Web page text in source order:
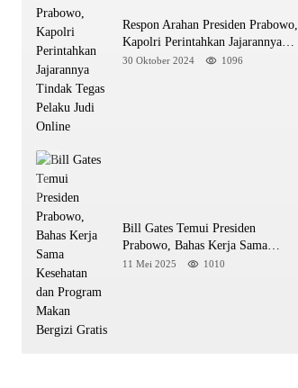
Respon Arahan Presiden Prabowo,
Kapolri Perintahkan Jajarannya
Tindak Tegas Pelaku Judi Online
30 Oktober 2024 1096
Bill Gates Temui Presiden
Prabowo, Bahas Kerja Sama
Kesehatan dan Program Makan
11 Mei 2025 1010